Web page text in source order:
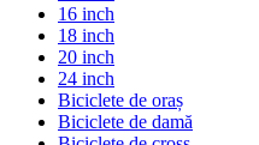
16 inch
18 inch
20 inch
24 inch
Biciclete de oraș
Biciclete de damă